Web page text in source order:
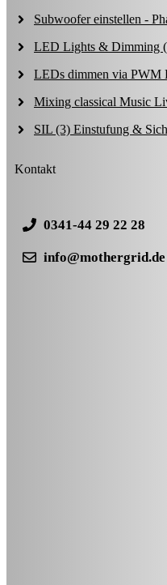
Subwoofer einstellen -
LED Lights & Dimming
LEDs dimmen via PWM
Mixing classical Music
SIL (3) Einstufung &
Kontakt
0341-44 29 22 28
info@mothergrid.de